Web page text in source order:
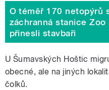
O téměř 170 netopýrů
záchranná stanice
přinesli stavbaři
U Šumavských Hoštic
obecné, ale na jiných
čolků.